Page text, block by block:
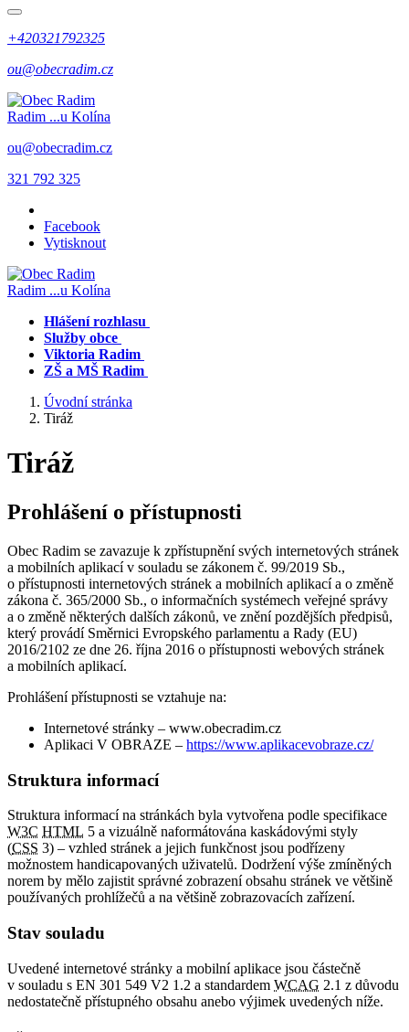
+420321792325
ou@obecradim.cz
Radim ...u Kolína
ou@obecradim.cz
321 792 325
Facebook
Vytisknout
Radim ...u Kolína
Hlášení rozhlasu
Služby obce
Viktoria Radim
ZŠ a MŠ Radim
Úvodní stránka
Tiráž
Tiráž
Prohlášení o přístupnosti
Obec Radim se zavazuje k zpřístupnění svých internetových stránek
a mobilních aplikací v souladu se zákonem č. 99/2019 Sb.,
o přístupnosti internetových stránek a mobilních aplikací a o změně
zákona č. 365/2000 Sb., o informačních systémech veřejné správy
a o změně některých dalších zákonů, ve znění pozdějších předpisů,
který provádí Směrnici Evropského parlamentu a Rady (EU)
2016/2102 ze dne 26. října 2016 o přístupnosti webových stránek
a mobilních aplikací.
Prohlášení přístupnosti se vztahuje na:
Internetové stránky – www.obecradim.cz
Aplikaci V OBRAZE – https://www.aplikacevobraze.cz/
Struktura informací
Struktura informací na stránkách byla vytvořena podle specifikace
W3C HTML 5 a vizuálně naformátována kaskádovými styly
(CSS 3) – vzhled stránek a jejich funkčnost jsou podřízeny
možnostem handicapovaných uživatelů. Dodržení výše zmíněných
norem by mělo zajistit správné zobrazení obsahu stránek ve většině
používaných prohlížečů a na většině zobrazovacích zařízení.
Stav souladu
Uvedené internetové stránky a mobilní aplikace jsou částečně
v souladu s EN 301 549 V2 1.2 a standardem WCAG 2.1 z důvodu
nedostatečně přístupného obsahu anebo výjimek uvedených níže.